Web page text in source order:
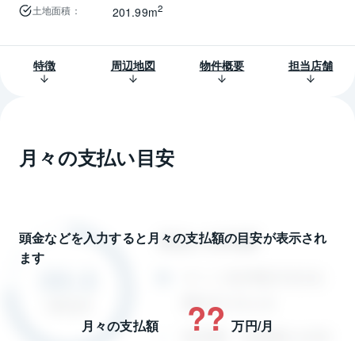
土地面積 ： 201.99m2
特徴 周辺地図 物件概要 担当店舗
月々の支払い目安
頭金などを入力すると月々の支払額の目安が表示され
ます
月々の支払額 ?? 万円/月